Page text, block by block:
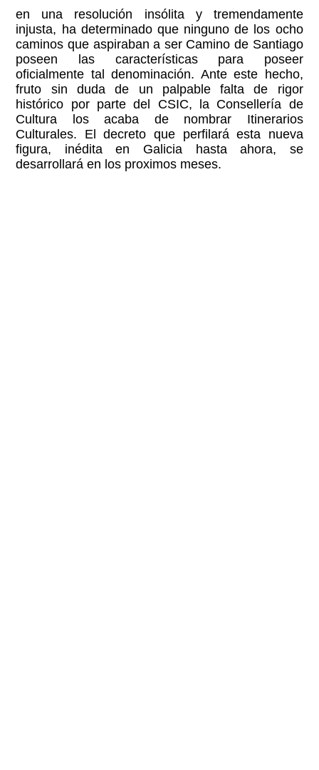
en una resolución insólita y tremendamente
injusta, ha determinado que ninguno de los ocho
caminos que aspiraban a ser Camino de Santiago
poseen las características para poseer
oficialmente tal denominación. Ante este hecho,
fruto sin duda de un palpable falta de rigor
histórico por parte del CSIC, la Consellería de
Cultura los acaba de nombrar Itinerarios
Culturales. El decreto que perfilará esta nueva
figura, inédita en Galicia hasta ahora, se
desarrollará en los proximos meses.